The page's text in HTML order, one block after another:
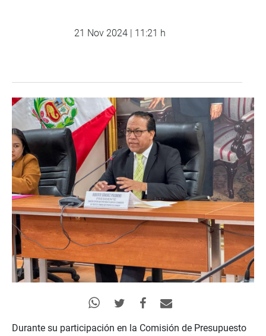
21 Nov 2024 | 11:21 h
Durante su participación en la Comisión de Presupuesto